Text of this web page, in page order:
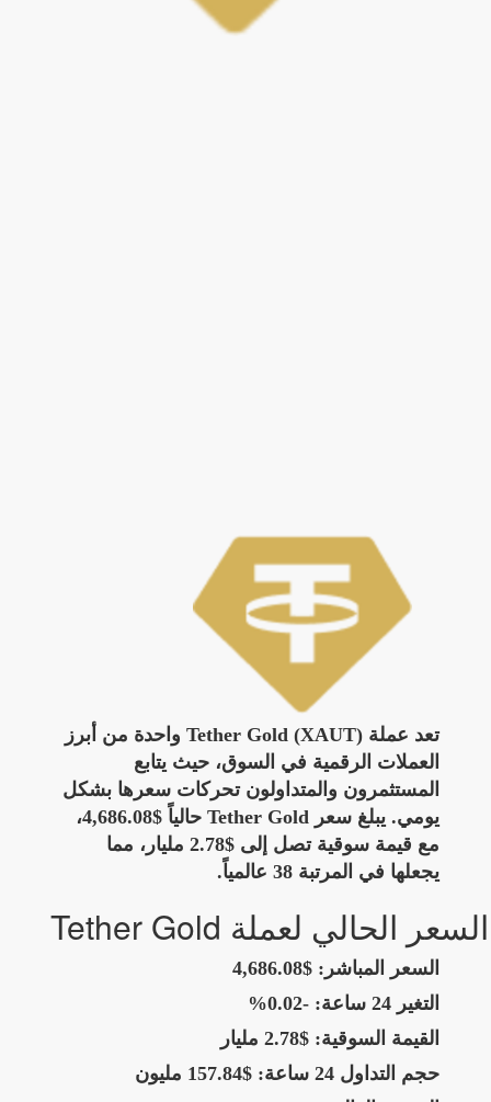
تعد عملة Tether Gold (XAUT) واحدة من أبرز
العملات الرقمية في السوق، حيث يتابع
المستثمرون والمتداولون تحركات سعرها بشكل
يومي. يبلغ سعر Tether Gold حالياً $4,686.08،
مع قيمة سوقية تصل إلى $2.78 مليار، مما
يجعلها في المرتبة 38 عالمياً.
السعر الحالي لعملة Tether Gold
السعر المباشر: $4,686.08
التغير 24 ساعة:
-0.02%
القيمة السوقية: $2.78 مليار
حجم التداول 24 ساعة:
$157.84 مليون